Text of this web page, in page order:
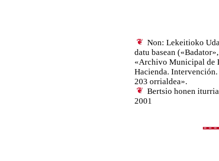
Non: Lekeitioko
datu basean
«Archivo Municipal de
Hacienda.
203 orrialdea».
Bertsio honen
2001